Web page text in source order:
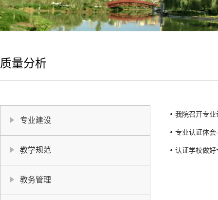
质量分析
专业建设
教学规范
教务管理
我院召开专
专业认证体会
认证学校做